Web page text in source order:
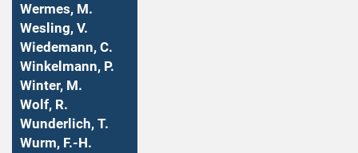
Wermes, M.
Wesling, V.
Wiedemann, C.
Winkelmann, P.
Winter, M.
Wolf, R.
Wunderlich, T.
Wurm, F.-H.